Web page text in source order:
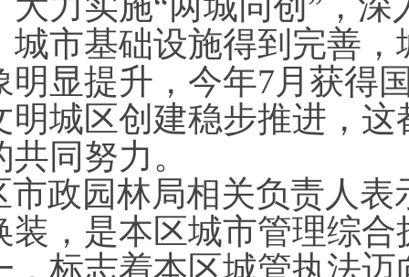
城市基础设施得到完善
明显提升，今年7月获得
明城区创建稳步推进，
共同努力。
市政园林局相关负责人
装，是本区城市管理综
，标志着本区城管执法